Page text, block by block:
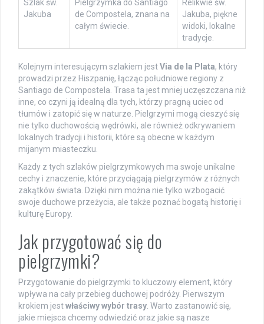
Szlak św.
Jakuba
Pielgrzymka do Santiago
de Compostela, znana na
całym świecie.
Relikwie św.
Jakuba, piękne
widoki, lokalne
tradycje.
Kolejnym interesującym szlakiem jestVia de la Plata, który
prowadzi przez Hiszpanię, łącząc południowe regiony z
Santiago de Compostela. Trasa ta jest mniej uczęszczana niż
inne, co czyni ją idealną dla tych, którzy pragną uciec od
tłumów i zatopić się w naturze. Pielgrzymi mogą cieszyć się
nie tylko duchowością wędrówki, ale również odkrywaniem
lokalnych tradycji i historii, które są obecne w każdym
mijanym miasteczku.
Każdy z tych szlaków pielgrzymkowych ma swoje unikalne
cechy i znaczenie, które przyciągają pielgrzymów z różnych
zakątków świata. Dzięki nim można nie tylko wzbogacić
swoje duchowe przeżycia, ale także poznać bogatą historię i
kulturę Europy.
Jak przygotować się do
pielgrzymki?
Przygotowanie do pielgrzymki to kluczowy element, który
wpływa na cały przebieg duchowej podróży. Pierwszym
krokiem jestwłaściwy wybór trasy . Warto zastanowić się,
jakie miejsca chcemy odwiedzić oraz jakie są nasze